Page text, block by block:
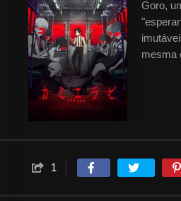
Goro,
mesma
1